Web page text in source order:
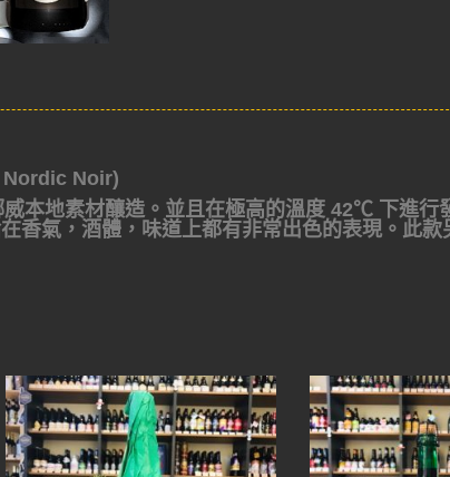
Nordic Noir)
本地素材釀造。並且在極高的溫度 42℃ 下進行
香氣，酒體，味道上都有非常出色的表現。此款